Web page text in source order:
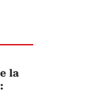
la